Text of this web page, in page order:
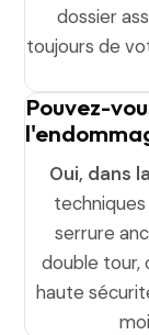
dossier
toujours de
Pouvez-
Oui, dans
serrure
double tour,
haute